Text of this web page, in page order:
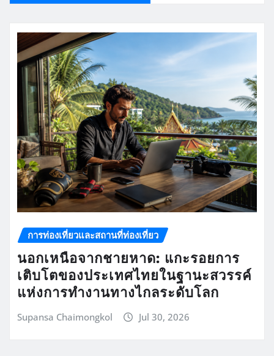
การท่องเที่ยวและสถานที่ท่องเที่ยว
นอกเหนือจากชายหาด: แกะรอยการ
เติบโตของประเทศไทยในฐานะสวรรค์
แห่งการทำงานทางไกลระดับโลก
Supansa Chaimongkol Jul 30, 2026